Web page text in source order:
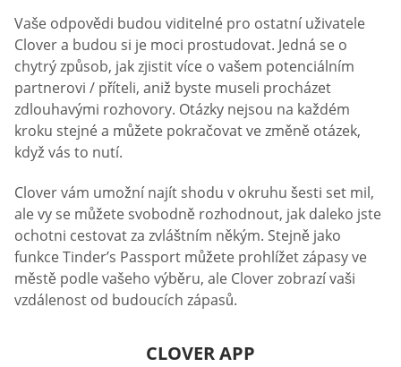
Vaše odpovědi budou viditelné pro ostatní uživatele
Clover a budou si je moci prostudovat. Jedná se o
chytrý způsob, jak zjistit více o vašem potenciálním
partnerovi / příteli, aniž byste museli procházet
zdlouhavými rozhovory. Otázky nejsou na každém
kroku stejné a můžete pokračovat ve změně otázek,
když vás to nutí.
Clover vám umožní najít shodu v okruhu šesti set mil,
ale vy se můžete svobodně rozhodnout, jak daleko jste
ochotni cestovat za zvláštním někým. Stejně jako
funkce Tinder’s Passport můžete prohlížet zápasy ve
městě podle vašeho výběru, ale Clover zobrazí vaši
vzdálenost od budoucích zápasů.
CLOVER APP